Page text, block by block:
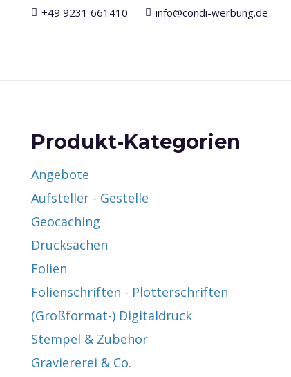
+49 9231 661410 info@condi-werbung.de
Produkt-Kategorien
Angebote
Aufsteller - Gestelle
Geocaching
Drucksachen
Folien
Folienschriften - Plotterschriften
(Großformat-) Digitaldruck
Stempel & Zubehör
Graviererei & Co.